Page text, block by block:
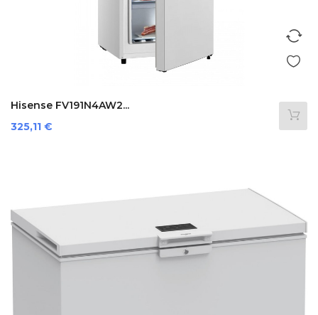
Hisense FV191N4AW2...
Prezzo
325,11 €